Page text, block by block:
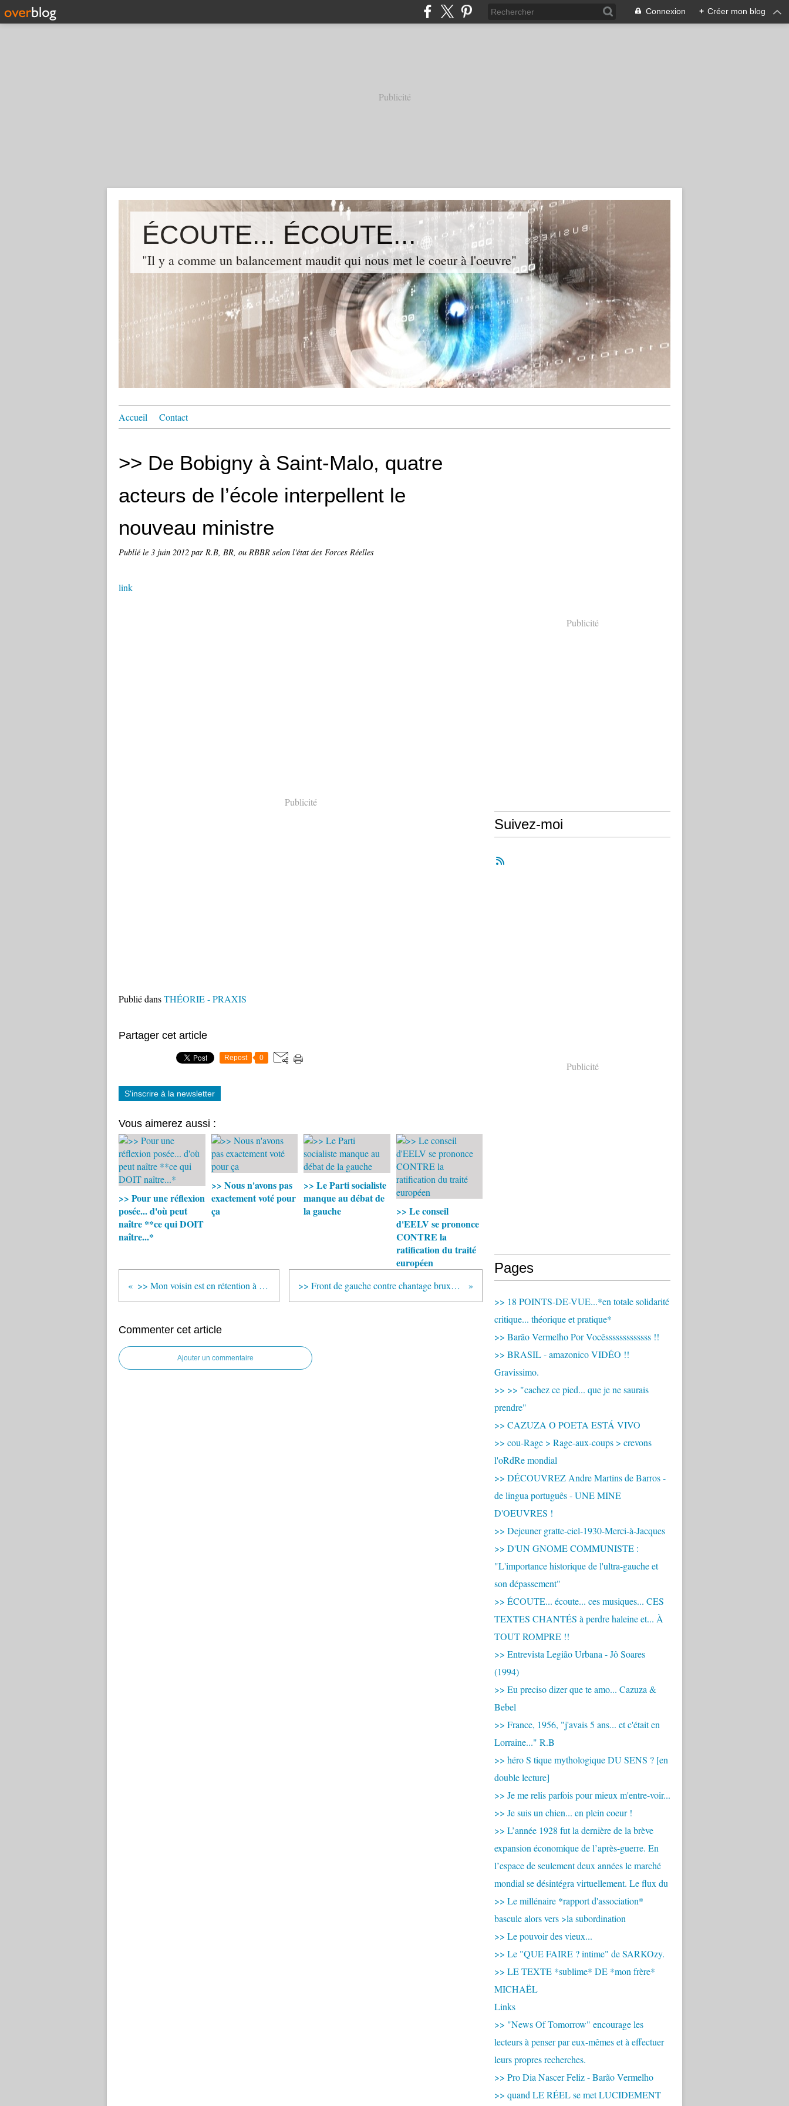
Connexion + Créer mon blog
Publicité
ÉCOUTE... ÉCOUTE...
"Il y a comme un balancement maudit qui nous met le coeur à l'oeuvre"
Accueil Contact
>> De Bobigny à Saint-Malo, quatre
acteurs de l’école interpellent le
nouveau ministre
Publié le 3 juin 2012 par R.B, BR, ou RBBR selon l'état des Forces Réelles
link
Publicité
Publié dansTHÉORIE - PRAXIS
Partager cet article
Repost 0
S'inscrire à la newsletter
Vous aimerez aussi :
>> Pour une réflexion
posée... d'où peut
naître **ce qui DOIT
naître...*
>> Nous n'avons pas
exactement voté pour
ça
>> Le Parti socialiste
manque au débat de
la gauche
>> Le conseil
d'EELV se prononce
CONTRE la
ratification du traité
européen
>> Mon voisin est en rétention à Sète >> Front de gauche contre chantage bruxellois
Commenter cet article
Ajouter un commentaire
Publicité
Suivez-moi
Publicité
Pages
>> 18 POINTS-DE-VUE...*en totale solidarité
critique... théorique et pratique*
>> Barão Vermelho Por Vocêsssssssssssss !!
>> BRASIL - amazonico VIDÉO !!
Gravissimo.
>> >> "cachez ce pied... que je ne saurais
prendre"
>> CAZUZA O POETA ESTÁ VIVO
>> cou-Rage > Rage-aux-coups > crevons
l'oRdRe mondial
>> DÉCOUVREZ Andre Martins de Barros -
de lingua português - UNE MINE
D'OEUVRES !
>> Dejeuner gratte-ciel-1930-Merci-à-Jacques
>> D'UN GNOME COMMUNISTE :
"L'importance historique de l'ultra-gauche et
son dépassement"
>> ÉCOUTE... écoute... ces musiques... CES
TEXTES CHANTÉS à perdre haleine et... À
TOUT ROMPRE !!
>> Entrevista Legião Urbana - Jô Soares
(1994)
>> Eu preciso dizer que te amo... Cazuza &
Bebel
>> France, 1956, "j'avais 5 ans... et c'était en
Lorraine..." R.B
>> héro S tique mythologique DU SENS ? [en
double lecture]
>> Je me relis parfois pour mieux m'entre-voir...
>> Je suis un chien... en plein coeur !
>> L’année 1928 fut la dernière de la brève
expansion économique de l’après-guerre. En
l’espace de seulement deux années le marché
mondial se désintégra virtuellement. Le flux du
>> Le millénaire *rapport d'association*
bascule alors vers >la subordination
>> Le pouvoir des vieux...
>> Le "QUE FAIRE ? intime" de SARKOzy.
>> LE TEXTE *sublime* DE *mon frère*
MICHAËL
Links
>> "News Of Tomorrow" encourage les
lecteurs à penser par eux-mêmes et à effectuer
leurs propres recherches.
>> Pro Dia Nascer Feliz - Barão Vermelho
>> quand LE RÉEL se met LUCIDEMENT